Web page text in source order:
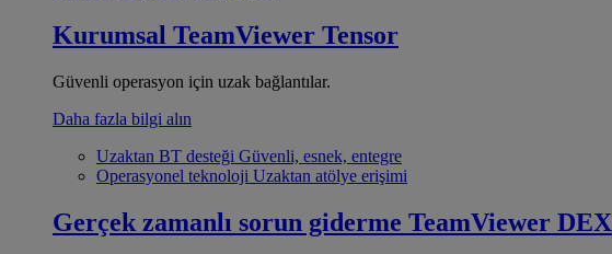
Kurumsal TeamViewer Tensor
Güvenli operasyon için uzak bağlantılar.
Daha fazla bilgi alın
Uzaktan BT desteği Güvenli, esnek, entegre
Operasyonel teknoloji Uzaktan atölye erişimi
Gerçek zamanlı sorun giderme TeamViewer DEX